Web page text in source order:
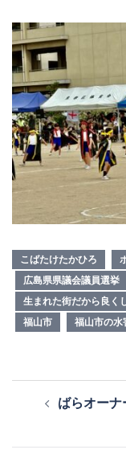
こばたけたかひろ
広島県県議会議員選挙
生まれた街だから良く
福山市
福山市の水
ばらオーナ